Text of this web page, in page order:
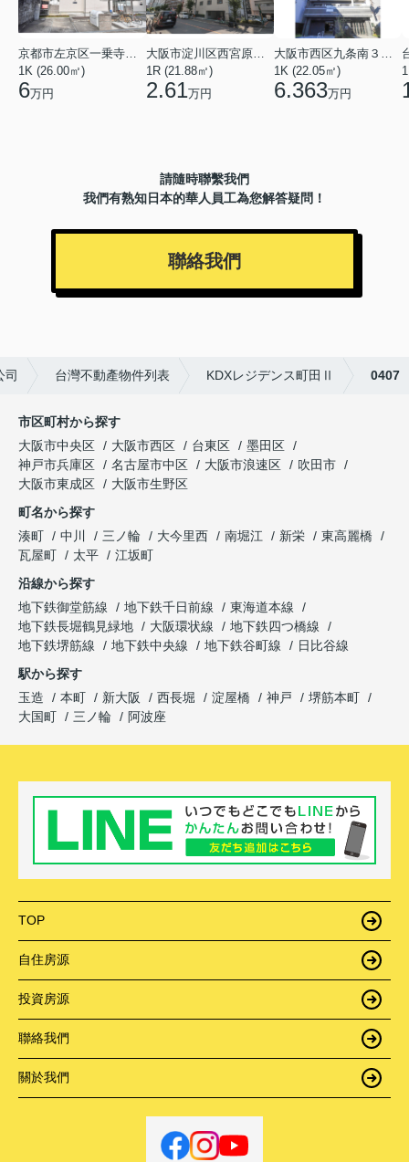
京都市左京区一乗寺北大丸町
1K (26.00㎡)
6万円
大阪市淀川区西宮原３丁目
1R (21.88㎡)
2.61万円
大阪市西区九条南３丁目
1K (22.05㎡)
6.363万円
請隨時聯繫我們
我們有熟知日本的華人員工為您解答疑問！
聯絡我們
司 台灣不動產物件列表 KDXレジデンス町田Ⅱ 0407
市区町村から探す
大阪市中央区
大阪市西区 台東区
墨田区
神戸市兵庫区
名古屋市中区 大阪市浪速区
吹田市
大阪市東成区
大阪市生野区
町名から探す
湊町
中川 三ノ輪 大今里西 南堀江 新栄
東高麗橋
瓦屋町
太平
江坂町
沿線から探す
地下鉄御堂筋線
地下鉄千日前線
東海道本線
地下鉄長堀鶴見緑地
大阪環状線
地下鉄四つ橋線
地下鉄堺筋線
地下鉄中央線 地下鉄谷町線
日比谷線
駅から探す
玉造
本町 新大阪 西長堀 淀屋橋 神戸
堺筋本町
大国町
三ノ輪 阿波座
TOP
自住房源
投資房源
聯絡我們
關於我們